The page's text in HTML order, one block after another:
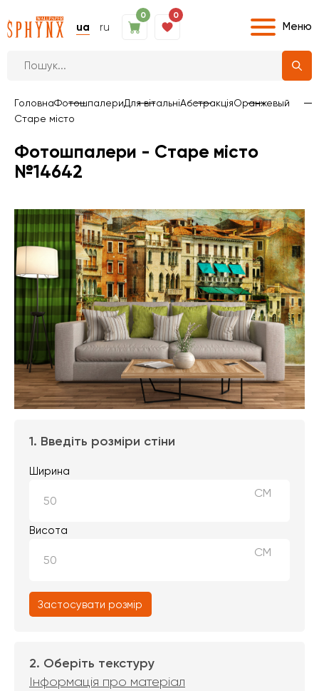
ua ru
0 0
Меню
ГоловнаФотошпалериДля вітальніАбстракціяОранжевый
Старе місто
Фотошпалери - Старе місто
№14642
1. Введіть розміри стіни
Ширина
СМ
Висота
СМ
Застосувати розмір
2. Оберіть текстуру
Інформація про матеріал